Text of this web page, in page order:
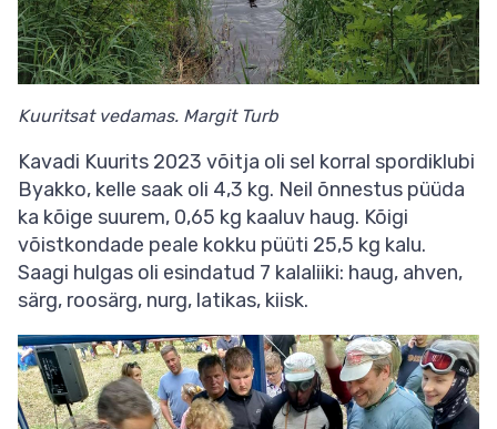
Kuuritsat vedamas. Margit Turb
Kavadi Kuurits 2023 võitja oli sel korral spordiklubi
Byakko, kelle saak oli 4,3 kg. Neil õnnestus püüda
ka kõige suurem, 0,65 kg kaaluv haug. Kõigi
võistkondade peale kokku püüti 25,5 kg kalu.
Saagi hulgas oli esindatud 7 kalaliiki: haug, ahven,
särg, roosärg, nurg, latikas, kiisk.